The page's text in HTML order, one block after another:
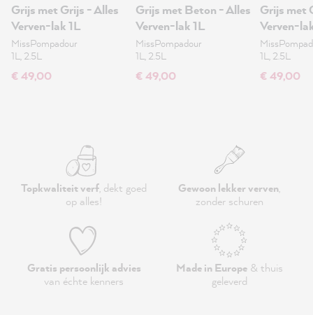
Grijs met Grijs - Alles
Verven-lak 1L
MissPompadour
1L, 2.5L
€ 49,00
Grijs met Beton - Alles
Verven-lak 1L
MissPompadour
1L, 2.5L
€ 49,00
Grijs met
Verven-
1L, 2.5L
€ 49,00
Topkwaliteit verf, dekt goed
op alles!
Gewoon lekker verven,
zonder schuren
Gratis persoonlijk advies
van échte kenners
Made in Europe& thuis
geleverd